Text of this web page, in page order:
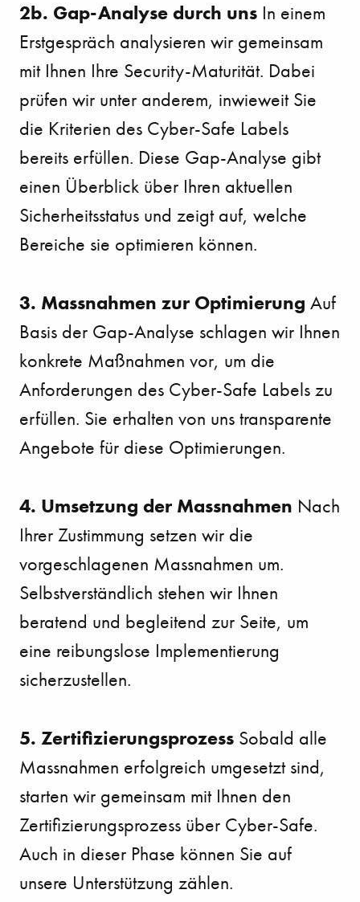
2b. Gap-Analyse durch uns In einem
Erstgespräch analysieren wir gemeinsam
mit Ihnen Ihre Security-Maturität. Dabei
prüfen wir unter anderem, inwieweit Sie
die Kriterien des Cyber-Safe Labels
bereits erfüllen. Diese Gap-Analyse gibt
einen Überblick über Ihren aktuellen
Sicherheitsstatus und zeigt auf, welche
Bereiche sie optimieren können.
3. Massnahmen zur Optimierung Auf
Basis der Gap-Analyse schlagen wir Ihnen
konkrete Maßnahmen vor, um die
Anforderungen des Cyber-Safe Labels zu
erfüllen. Sie erhalten von uns transparente
Angebote für diese Optimierungen.
4. Umsetzung der Massnahmen Nach
Ihrer Zustimmung setzen wir die
vorgeschlagenen Massnahmen um.
Selbstverständlich stehen wir Ihnen
beratend und begleitend zur Seite, um
eine reibungslose Implementierung
sicherzustellen.
5. Zertifizierungsprozess Sobald alle
Massnahmen erfolgreich umgesetzt sind,
starten wir gemeinsam mit Ihnen den
Zertifizierungsprozess über Cyber-Safe.
Auch in dieser Phase können Sie auf
unsere Unterstützung zählen.